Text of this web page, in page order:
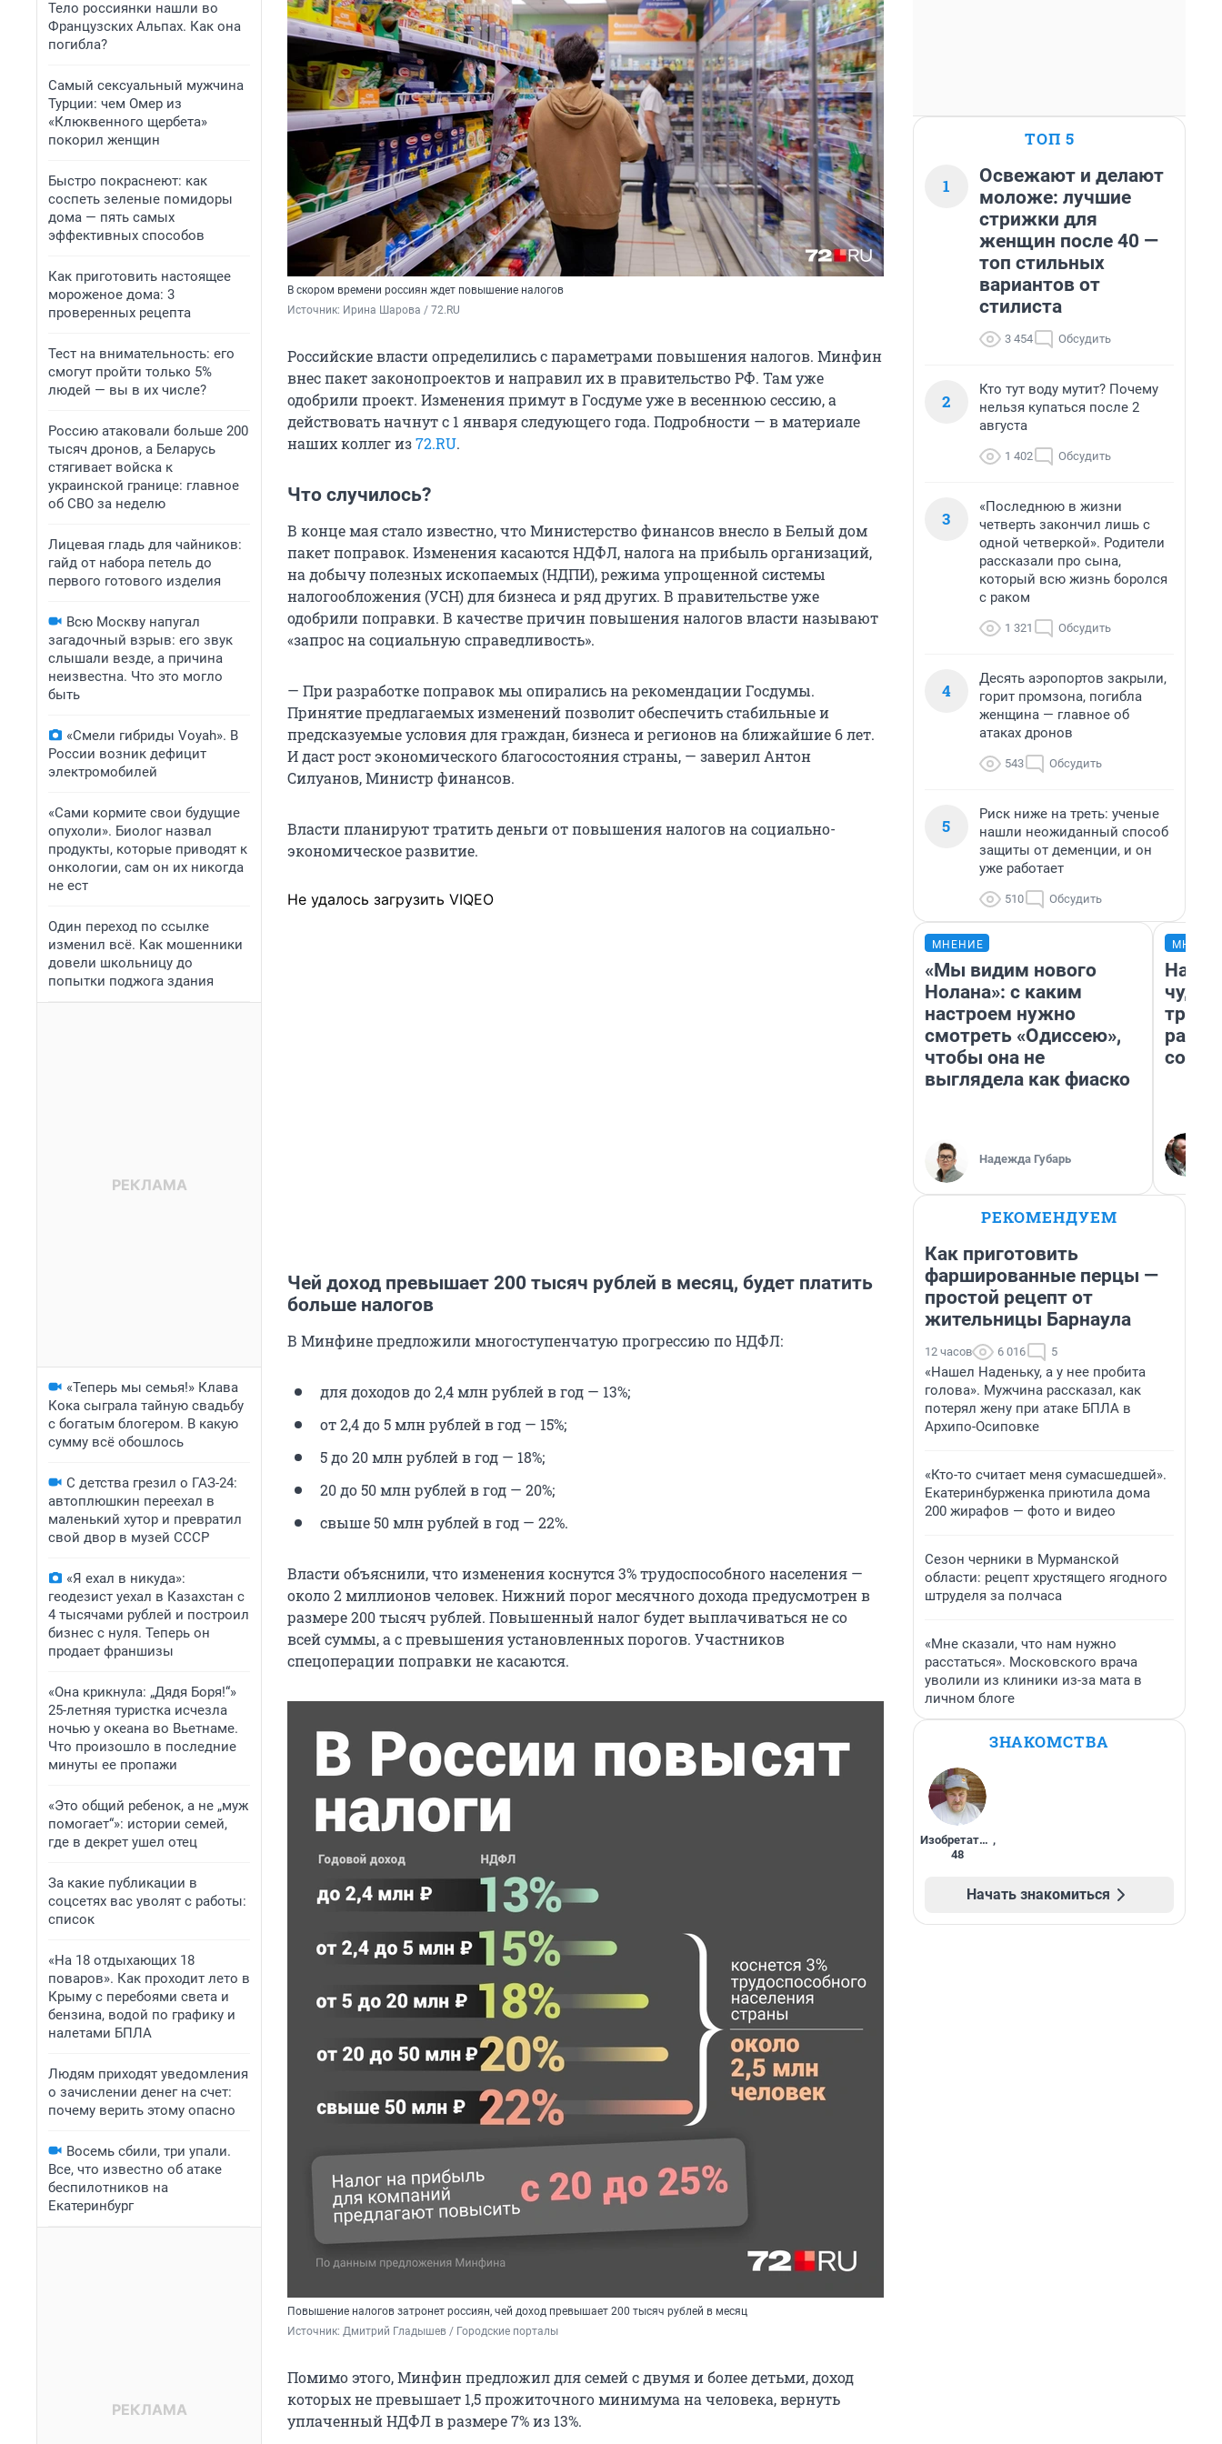
Тело россиянки нашли во
Французских Альпах. Как она
погибла?
Самый сексуальный мужчина
Турции: чем Омер из
«Клюквенного щербета»
покорил женщин
Быстро покраснеют: как
соспеть зеленые помидоры
дома — пять самых
эффективных способов
Как приготовить настоящее
мороженое дома: 3
проверенных рецепта
Тест на внимательность: его
смогут пройти только 5%
людей — вы в их числе?
Россию атаковали больше 200
тысяч дронов, а Беларусь
стягивает войска к
украинской границе: главное
об СВО за неделю
Лицевая гладь для чайников:
гайд от набора петель до
первого готового изделия
Всю Москву напугал
загадочный взрыв: его звук
слышали везде, а причина
неизвестна. Что это могло
быть
«Смели гибриды Voyah». В
России возник дефицит
электромобилей
«Сами кормите свои будущие
опухоли». Биолог назвал
продукты, которые приводят к
онкологии, сам он их никогда
не ест
Один переход по ссылке
изменил всё. Как мошенники
довели школьницу до
попытки поджога здания
«Теперь мы семья!» Клава
Кока сыграла тайную свадьбу
с богатым блогером. В какую
сумму всё обошлось
С детства грезил о ГАЗ-24:
автоплюшкин переехал в
маленький хутор и превратил
свой двор в музей СССР
«Я ехал в никуда»:
геодезист уехал в Казахстан с
4 тысячами рублей и построил
бизнес с нуля. Теперь он
продает франшизы
«Она крикнула: „Дядя Боря!“»
25-летняя туристка исчезла
ночью у океана во Вьетнаме.
Что произошло в последние
минуты ее пропажи
«Это общий ребенок, а не „муж
помогает“»: истории семей,
где в декрет ушел отец
За какие публикации в
соцсетях вас уволят с работы:
список
«На 18 отдыхающих 18
поваров». Как проходит лето в
Крыму с перебоями света и
бензина, водой по графику и
налетами БПЛА
Людям приходят уведомления
о зачислении денег на счет:
почему верить этому опасно
Восемь сбили, три упали.
Все, что известно об атаке
беспилотников на
Екатеринбург
В скором времени россиян ждет повышение налогов
Источник: Ирина Шарова / 72.RU
Российские власти определились с параметрами повышения налогов. Минфин
внес пакет законопроектов и направил их в правительство РФ. Там уже
одобрили проект. Изменения примут в Госдуме уже в весеннюю сессию, а
действовать начнут с 1 января следующего года. Подробности — в материале
наших коллег из72.RU.
Что случилось?
В конце мая стало известно, что Министерство финансов внесло в Белый дом
пакет поправок. Изменения касаются НДФЛ, налога на прибыль организаций,
на добычу полезных ископаемых (НДПИ), режима упрощенной системы
налогообложения (УСН) для бизнеса и ряд других. В правительстве уже
одобрили поправки. В качестве причин повышения налогов власти называют
«запрос на социальную справедливость».
— При разработке поправок мы опирались на рекомендации Госдумы.
Принятие предлагаемых изменений позволит обеспечить стабильные и
предсказуемые условия для граждан, бизнеса и регионов на ближайшие 6 лет.
И даст рост экономического благосостояния страны, — заверил Антон
Силуанов, Министр финансов.
Власти планируют тратить деньги от повышения налогов на социально-
экономическое развитие.
Не удалось загрузить VIQEO
Чей доход превышает 200 тысяч рублей в месяц, будет платить
больше налогов
В Минфине предложили многоступенчатую прогрессию по НДФЛ:
для доходов до 2,4 млн рублей в год — 13%;
от 2,4 до 5 млн рублей в год — 15%;
5 до 20 млн рублей в год — 18%;
20 до 50 млн рублей в год — 20%;
свыше 50 млн рублей в год — 22%.
Власти объяснили, что изменения коснутся 3% трудоспособного населения —
около 2 миллионов человек. Нижний порог месячного дохода предусмотрен в
размере 200 тысяч рублей. Повышенный налог будет выплачиваться не со
всей суммы, а с превышения установленных порогов. Участников
спецоперации поправки не касаются.
Повышение налогов затронет россиян, чей доход превышает 200 тысяч рублей в месяц
Источник: Дмитрий Гладышев / Городские порталы
Помимо этого, Минфин предложил для семей с двумя и более детьми, доход
которых не превышает 1,5 прожиточного минимума на человека, вернуть
уплаченный НДФЛ в размере 7% из 13%.
ТОП 5
1
Освежают и делают
моложе: лучшие
стрижки для
женщин после 40 —
топ стильных
вариантов от
стилиста
3 454 Обсудить
2
Кто тут воду мутит? Почему
нельзя купаться после 2
августа
1 402 Обсудить
3
«Последнюю в жизни
четверть закончил лишь с
одной четверкой». Родители
рассказали про сына,
который всю жизнь боролся
с раком
1 321 Обсудить
4
Десять аэропортов закрыли,
горит промзона, погибла
женщина — главное об
атаках дронов
543 Обсудить
5
Риск ниже на треть: ученые
нашли неожиданный способ
защиты от деменции, и он
уже работает
510 Обсудить
МНЕНИЕ
«Мы видим нового
Нолана»: с каким
настроем нужно
смотреть «Одиссею»,
чтобы она не
выглядела как фиаско
Надежда Губарь
РЕКОМЕНДУЕМ
Как приготовить
фаршированные перцы —
простой рецепт от
жительницы Барнаула
12 часов 6 016 5
«Нашел Наденьку, а у нее пробита
голова». Мужчина рассказал, как
потерял жену при атаке БПЛА в
Архипо-Осиповке
«Кто-то считает меня сумасшедшей».
Екатеринбурженка приютила дома
200 жирафов — фото и видео
Сезон черники в Мурманской
области: рецепт хрустящего ягодного
штруделя за полчаса
«Мне сказали, что нам нужно
расстаться». Московского врача
уволили из клиники из-за мата в
личном блоге
ЗНАКОМСТВА
Изобретатель ,
48
Начать знакомиться